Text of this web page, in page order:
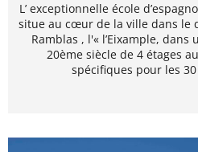
L’ exceptionnelle école
situe au cœur de la ville dans le
Ramblas , l'« l’Eixample,
20ème siècle de 4 étages
spécifiques pour les